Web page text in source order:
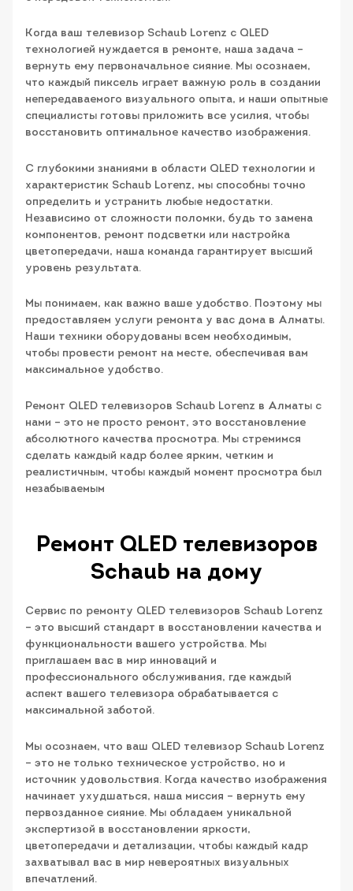
Когда ваш телевизор Schaub Lorenz с QLED
технологией нуждается в ремонте, наша задача –
вернуть ему первоначальное сияние. Мы осознаем,
что каждый пиксель играет важную роль в создании
непередаваемого визуального опыта, и наши опытные
специалисты готовы приложить все усилия, чтобы
восстановить оптимальное качество изображения.
С глубокими знаниями в области QLED технологии и
характеристик Schaub Lorenz, мы способны точно
определить и устранить любые недостатки.
Независимо от сложности поломки, будь то замена
компонентов, ремонт подсветки или настройка
цветопередачи, наша команда гарантирует высший
уровень результата.
Мы понимаем, как важно ваше удобство. Поэтому мы
предоставляем услуги ремонта у вас дома в Алматы.
Наши техники оборудованы всем необходимым,
чтобы провести ремонт на месте, обеспечивая вам
максимальное удобство.
Ремонт QLED телевизоров Schaub Lorenz в Алматы с
нами – это не просто ремонт, это восстановление
абсолютного качества просмотра. Мы стремимся
сделать каждый кадр более ярким, четким и
реалистичным, чтобы каждый момент просмотра был
незабываемым
Ремонт QLED телевизоров
Schaub на дому
Сервис по ремонту QLED телевизоров Schaub Lorenz
– это высший стандарт в восстановлении качества и
функциональности вашего устройства. Мы
приглашаем вас в мир инноваций и
профессионального обслуживания, где каждый
аспект вашего телевизора обрабатывается с
максимальной заботой.
Мы осознаем, что ваш QLED телевизор Schaub Lorenz
– это не только техническое устройство, но и
источник удовольствия. Когда качество изображения
начинает ухудшаться, наша миссия – вернуть ему
первозданное сияние. Мы обладаем уникальной
экспертизой в восстановлении яркости,
цветопередачи и детализации, чтобы каждый кадр
захватывал вас в мир невероятных визуальных
впечатлений.